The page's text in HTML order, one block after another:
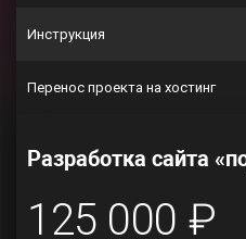
Инструкция
Перенос проекта на хостинг
Разработка сайта
125 000 ₽